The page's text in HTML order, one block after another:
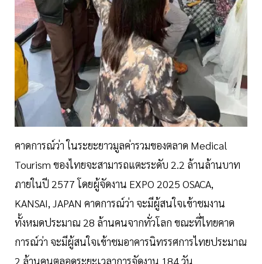
คาดการณ์ว่า ในระยะยาวมูลค่ารวมของตลาด Medical
Tourism ของไทยจะสามารถแตะระดับ 2.2 ล้านล้านบาท
ภายในปี 2577 โดยผู้จัดงาน EXPO 2025 OSACA,
KANSAI, JAPAN คาดการณ์ว่า จะมีผู้สนใจเข้าชมงาน
ทั้งหมดประมาณ 28 ล้านคนจากทั่วโลก ขณะที่ไทยคาด
การณ์ว่า จะมีผู้สนใจเข้าชมอาคารนิทรรศการไทยประมาณ
2 ล้านคนตลอดระยะเวลาการจัดงาน 184 วัน